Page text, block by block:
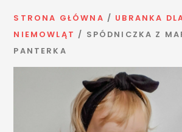
STRONA GŁÓWNA / UBRANKA
NIEMOWLĄT / SPÓDNICZKA Z
PANTERKA